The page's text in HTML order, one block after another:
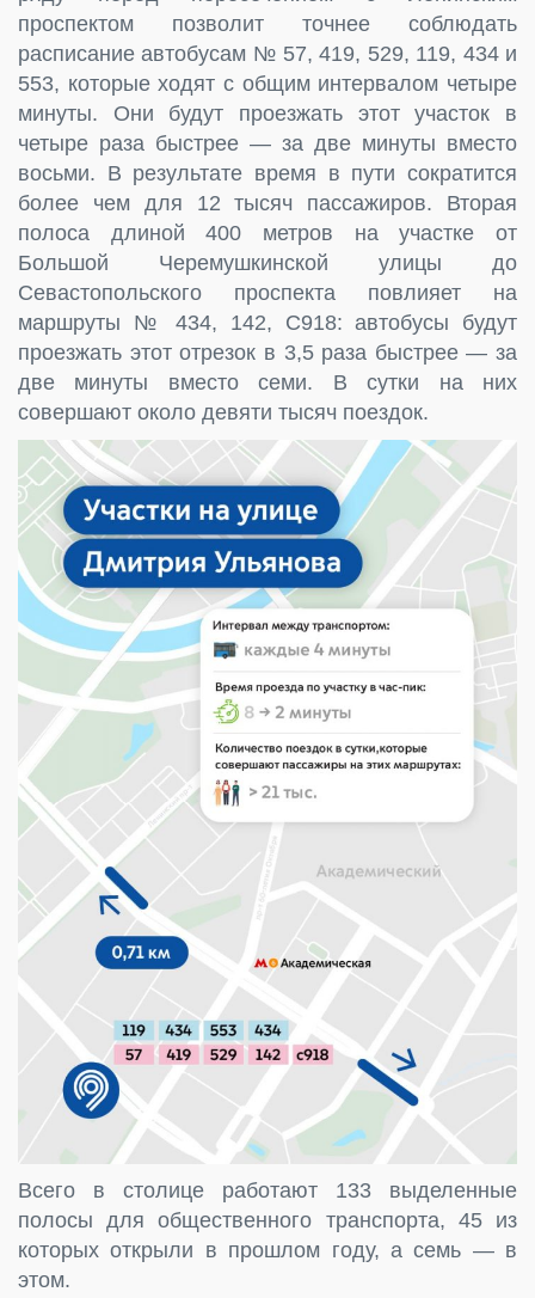
проспектом позволит точнее соблюдать
расписание автобусам № 57, 419, 529, 119, 434 и
553, которые ходят с общим интервалом четыре
минуты. Они будут проезжать этот участок в
четыре раза быстрее — за две минуты вместо
восьми. В результате время в пути сократится
более чем для 12 тысяч пассажиров. Вторая
полоса длиной 400 метров на участке от
Большой Черемушкинской улицы до
Севастопольского проспекта повлияет на
маршруты № 434, 142, С918: автобусы будут
проезжать этот отрезок в 3,5 раза быстрее — за
две минуты вместо семи. В сутки на них
совершают около девяти тысяч поездок.
Всего в столице работают 133 выделенные
полосы для общественного транспорта, 45 из
которых открыли в прошлом году, а семь — в
этом.